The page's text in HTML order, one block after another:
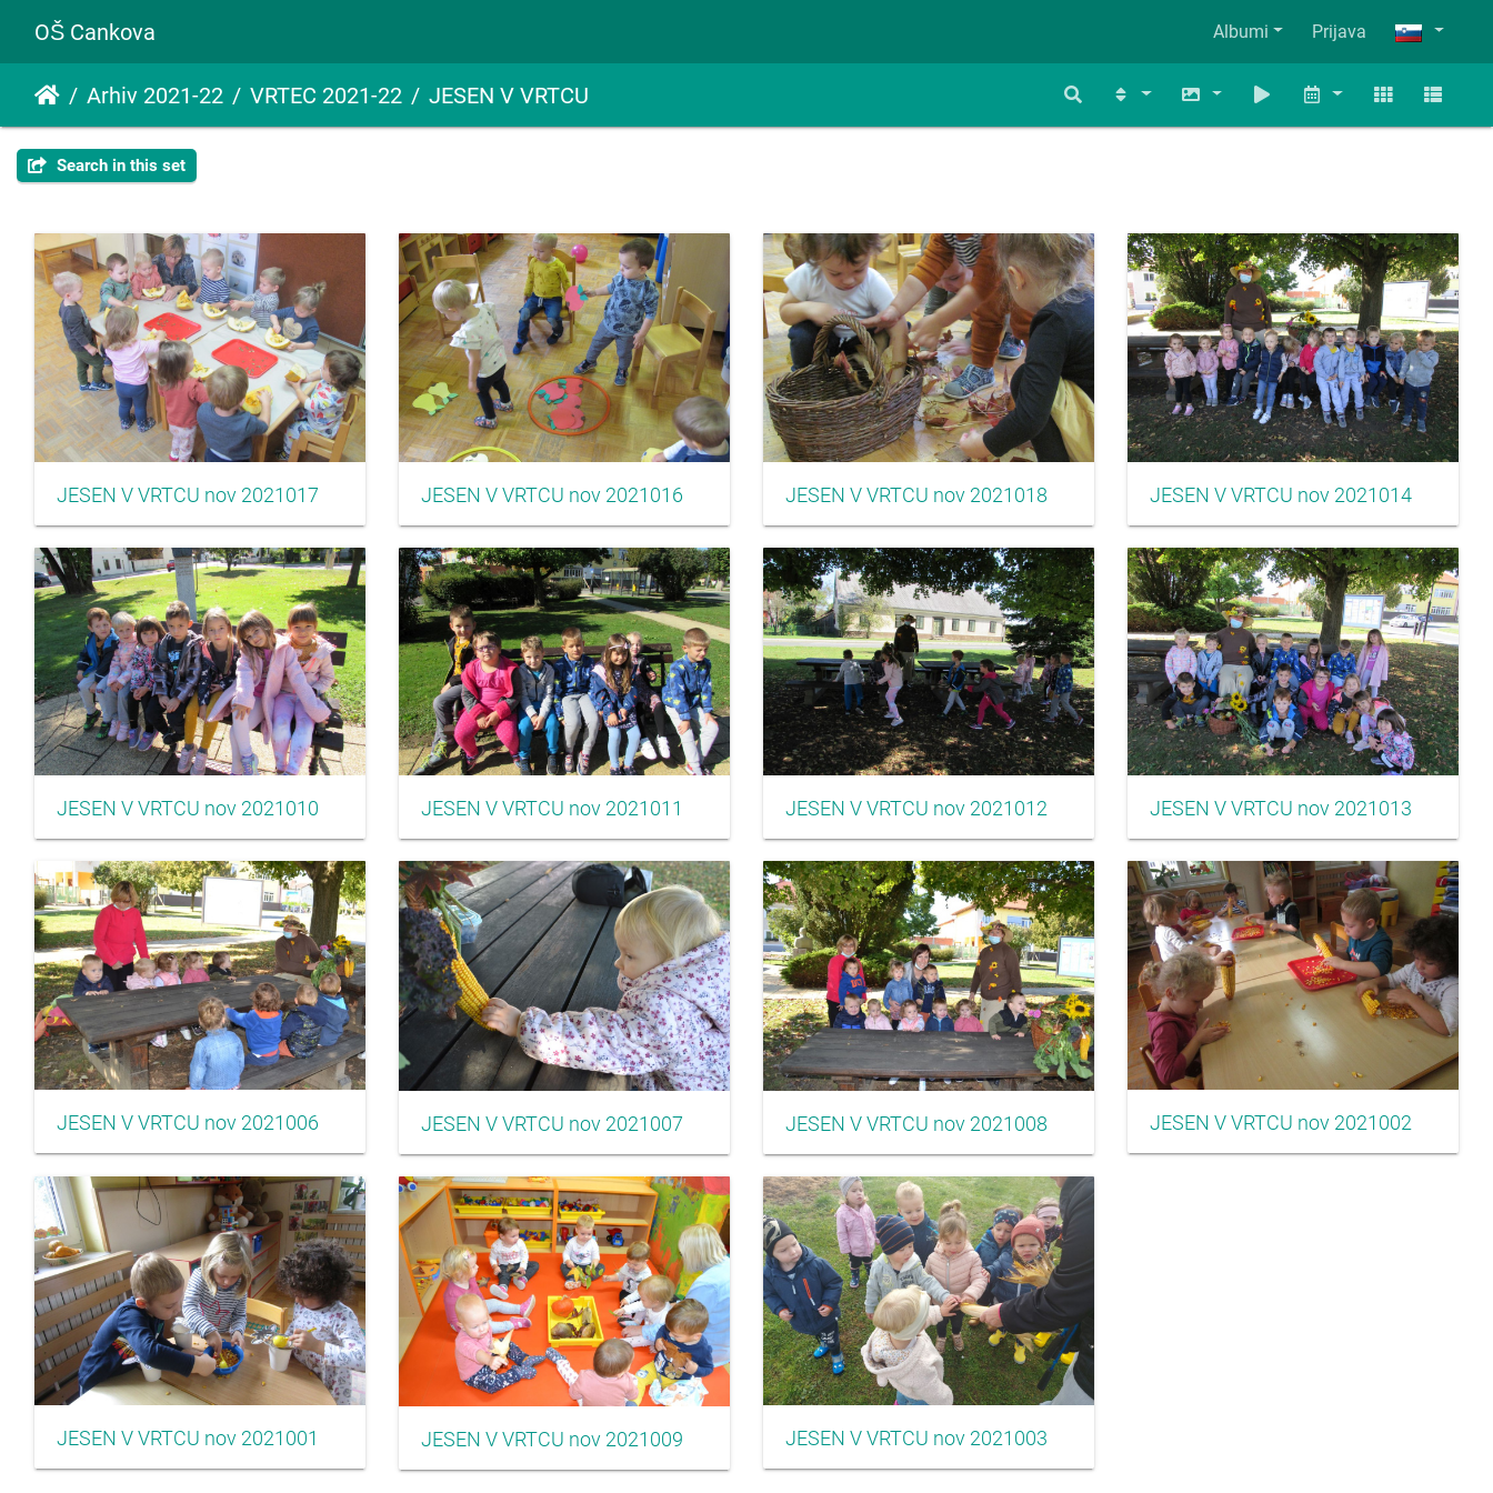
OŠ Cankova Albumi Prijava
Arhiv 2021-22 VRTEC 2021-22 JESEN V VRTCU
Search in this set
JESEN V VRTCU nov 2021017 JESEN V VRTCU nov 2021016 JESEN V VRTCU nov 2021018 JESEN V VRTCU nov 2021014
JESEN V VRTCU nov 2021010 JESEN V VRTCU nov 2021011 JESEN V VRTCU nov 2021012 JESEN V VRTCU nov 2021013
JESEN V VRTCU nov 2021006 JESEN V VRTCU nov 2021007 JESEN V VRTCU nov 2021008 JESEN V VRTCU nov 2021002
JESEN V VRTCU nov 2021001 JESEN V VRTCU nov 2021009 JESEN V VRTCU nov 2021003